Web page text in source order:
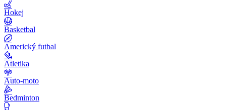
Hokej
Basketbal
Americký futbal
Atletika
Auto-moto
Bedminton